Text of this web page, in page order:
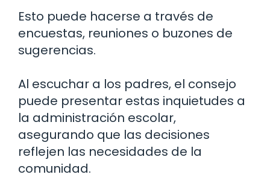
Esto puede hacerse a través de
encuestas, reuniones o buzones de
sugerencias.
Al escuchar a los padres, el consejo
puede presentar estas inquietudes a
la administración escolar,
asegurando que las decisiones
reflejen las necesidades de la
comunidad.